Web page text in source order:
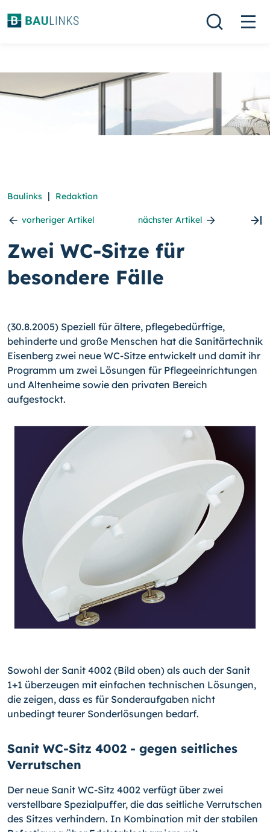
Baulinks | Redaktion
vorheriger Artikel nächster Artikel
Zwei WC-Sitze für
besondere Fälle
(30.8.2005) Speziell für ältere, pflegebedürftige,
behinderte und große Menschen hat die Sanitärtechnik
Eisenberg zwei neue WC-Sitze entwickelt und damit ihr
Programm um zwei Lösungen für Pflegeeinrichtungen
und Altenheime sowie den privaten Bereich
aufgestockt.
Sowohl der Sanit 4002 (Bild oben) als auch der Sanit
1+1 überzeugen mit einfachen technischen Lösungen,
die zeigen, dass es für Sonderaufgaben nicht
unbedingt teurer Sonderlösungen bedarf.
Sanit WC-Sitz 4002 - gegen seitliches
Verrutschen
Der neue Sanit WC-Sitz 4002 verfügt über zwei
verstellbare Spezialpuffer, die das seitliche Verrutschen
des Sitzes verhindern. In Kombination mit der stabilen